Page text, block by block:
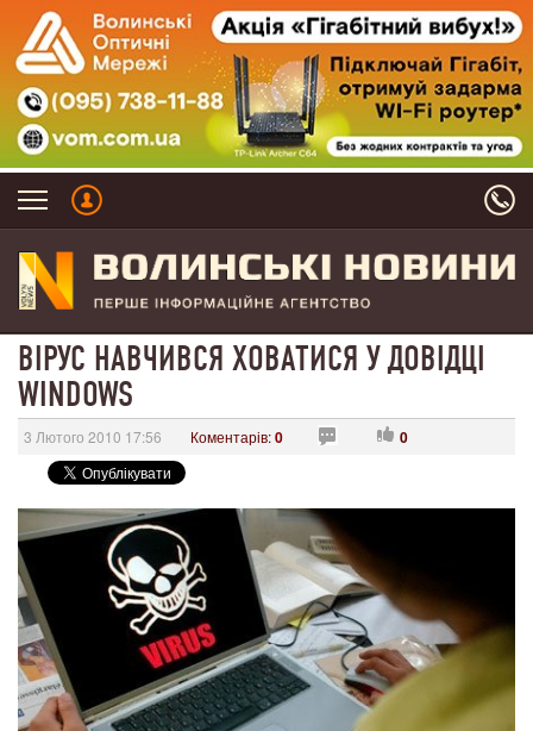
ВІРУС НАВЧИВСЯ ХОВАТИСЯ У ДОВІДЦІ
WINDOWS
3 Лютого 2010 17:56 Коментарів:0 0